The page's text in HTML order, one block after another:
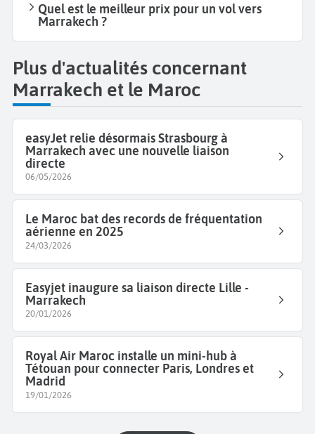
Quel est le meilleur prix pour un vol vers
Marrakech ?
Plus d'actualités concernant
Marrakech et le Maroc
easyJet relie désormais Strasbourg à
Marrakech avec une nouvelle liaison
directe
06/05/2026
Le Maroc bat des records de fréquentation
aérienne en 2025
24/03/2026
Easyjet inaugure sa liaison directe Lille -
Marrakech
20/01/2026
Royal Air Maroc installe un mini-hub à
Tétouan pour connecter Paris, Londres et
Madrid
19/01/2026